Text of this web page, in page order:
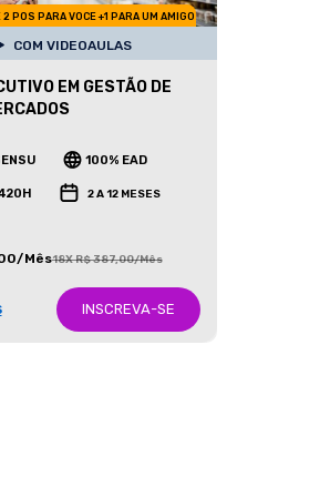
2 POS PARA VOCE +1 PARA UM AMIGO
COM VIDEOAULAS
EM GESTÃO DE
100% EAD
2 A 12 MESES
Mês18X R$ 387,00/Mês
INSCREVA-SE